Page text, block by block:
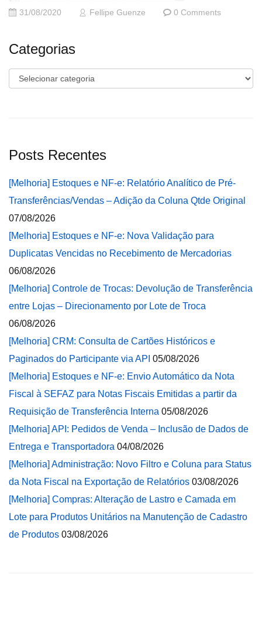
31/08/2020 Fellipe Guenze 0 Comments
Categorias
Categorias
Posts Recentes
[Melhoria] Estoques e NF-e: Relatório Analítico de Pré-
Transferências/Vendas – Adição da Coluna Qtde Original
07/08/2026
[Melhoria] Estoques e NF-e: Nova Validação para
Duplicatas Vencidas no Recebimento de Mercadorias
06/08/2026
[Melhoria] Controle de Trocas: Devolução de Transferência
entre Lojas – Direcionamento por Lote de Troca
06/08/2026
[Melhoria] CRM: Consulta de Cartões Históricos e
Paginados do Participante via API 05/08/2026
[Melhoria] Estoques e NF-e: Envio Automático da Nota
Fiscal à SEFAZ para Notas Fiscais Emitidas a partir da
Requisição de Transferência Interna 05/08/2026
[Melhoria] API: Pedidos de Venda – Inclusão de Dados de
Entrega e Transportadora 04/08/2026
[Melhoria] Administração: Novo Filtro e Coluna para Status
da Nota Fiscal na Exportação de Relatórios 03/08/2026
[Melhoria] Compras: Alteração de Lastro e Camada em
Lote para Produtos Unitários na Manutenção de Cadastro
de Produtos 03/08/2026